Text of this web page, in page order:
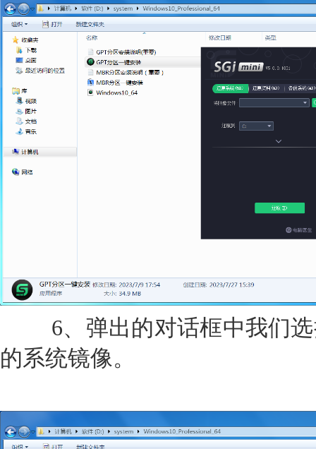
6、弹出的对话框中我们选
的系统镜像。